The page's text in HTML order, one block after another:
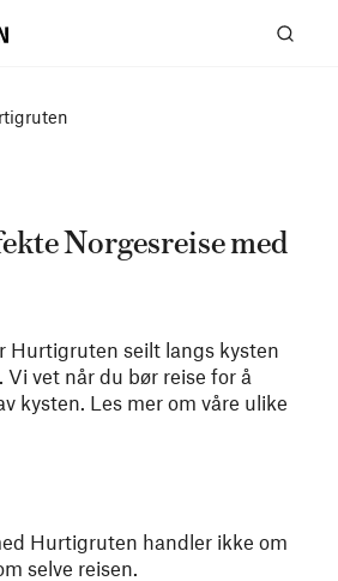
Norgesreise med
Hurtigruten seilt langs kysten
Vi vet når du bør reise for å
kysten. Les mer om våre ulike
Hurtigruten handler ikke om
selve reisen.